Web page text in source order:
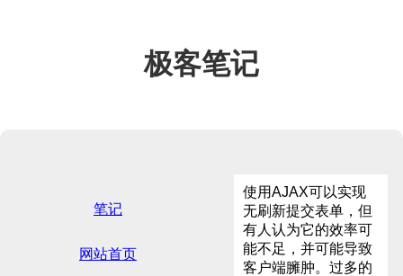
极客笔记
笔记
网站首页
使用AJAX可以实现
无刷新提交表单，但
有人认为它的效率可
能不足，并可能导致
客户端臃肿。过多的